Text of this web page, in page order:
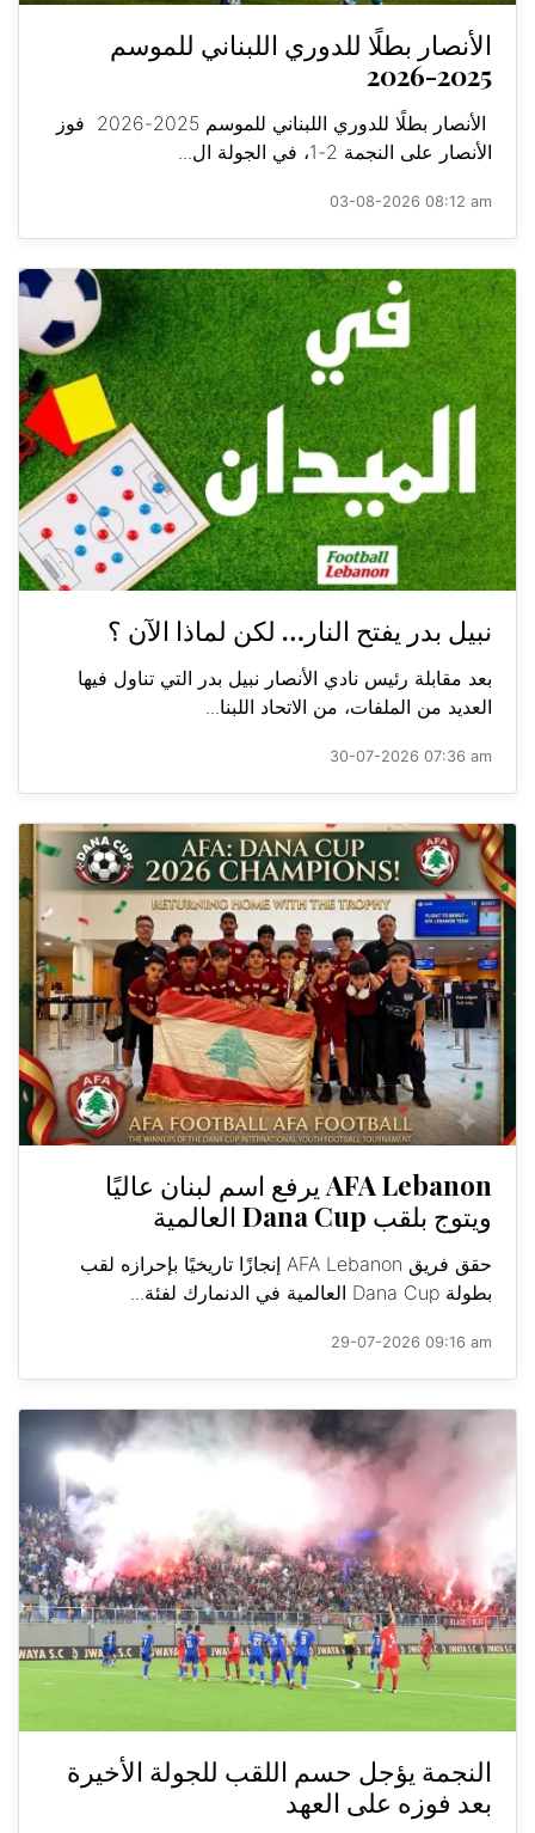
الأنصار بطلًا للدوري اللبناني للموسم
2025-2026
الأنصار بطلًا للدوري اللبناني للموسم 2025-2026 فوز
الأنصار على النجمة 2-1، في الجولة ال...
03-08-2026 08:12 am
نبيل بدر يفتح النار… لكن لماذا الآن ؟
بعد مقابلة رئيس نادي الأنصار نبيل بدر التي تناول فيها
العديد من الملفات، من الاتحاد اللبنا...
30-07-2026 07:36 am
AFA Lebanon يرفع اسم لبنان عاليًا
ويتوج بلقب Dana Cup العالمية
حقق فريق AFA Lebanon إنجازًا تاريخيًا بإحرازه لقب
بطولة Dana Cup العالمية في الدنمارك لفئة...
29-07-2026 09:16 am
النجمة يؤجل حسم اللقب للجولة الأخيرة
بعد فوزه على العهد